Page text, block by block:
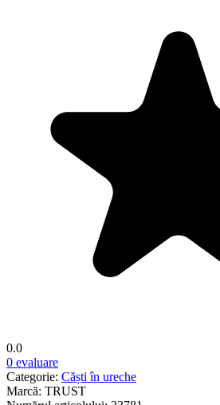
0.0
0 evaluare
Categorie: Căști în ureche
Marcă: TRUST